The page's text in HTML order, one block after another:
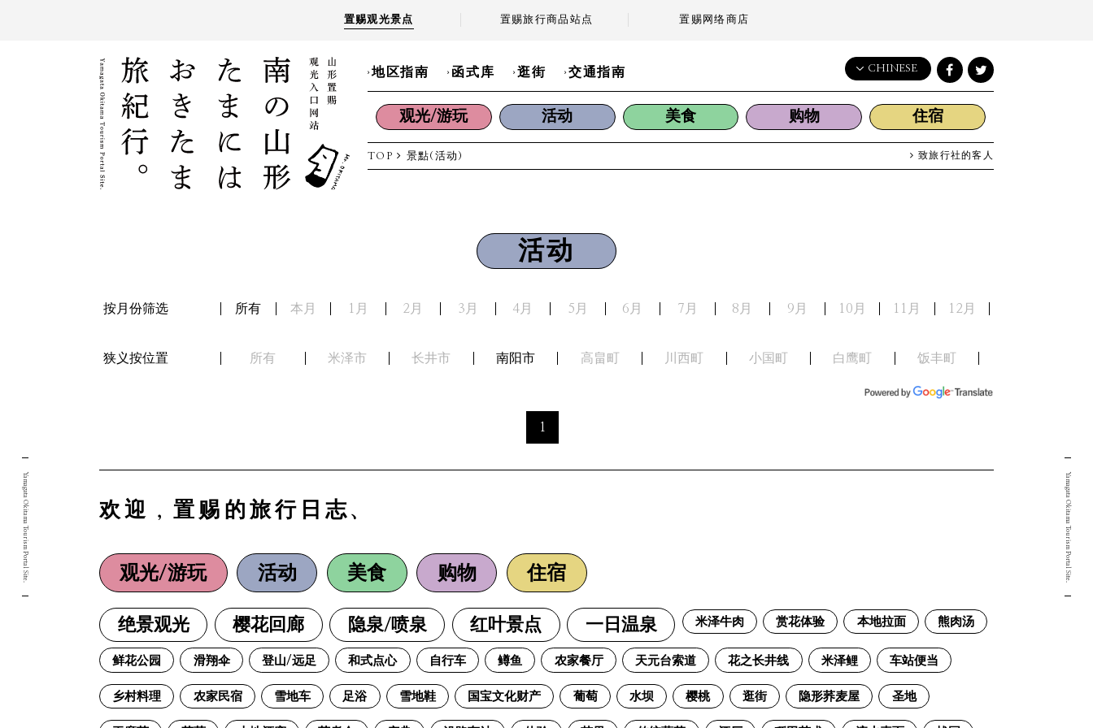
置赐观光景点 置赐旅行商品站点 置赐网络商店
地区指南 函式库 逛街 交通指南 CHINESE
English
日本語
简体中文
观光/游玩 活动 美食 购物 住宿
TOP 景點(活动) 致旅行社的客人
活动
按月份筛选 所有 本月 1月 2月 3月 4月 5月 6月 7月 8月 9月 10月 11月 12月
狭义按位置 所有 米泽市 长井市 南阳市 高畠町 川西町 小国町 白鹰町 饭丰町
1
欢迎，置赐的旅行日志、
观光/游玩 活动 美食 购物 住宿
绝景观光 樱花回廊 隐泉/喷泉 红叶景点 一日温泉 米泽牛肉 赏花体验 本地拉面 熊肉汤
鲜花公园 滑翔伞 登山/远足 和式点心 自行车 鳟鱼 农家餐厅 天元台索道 花之长井线 米泽鲤 车站便当
乡村料理 农家民宿 雪地车 足浴 雪地鞋 国宝文化财产 葡萄 水坝 樱桃 逛街 隐形荞麦屋 圣地
Yamagata Okitama Tourism Portal Site. Yamagata Okitama Tourism Portal Site.